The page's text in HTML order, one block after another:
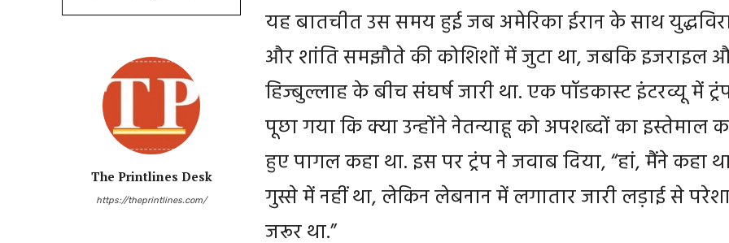
The Printlines Desk
https://theprintlines.com/
यह बातचीत उस समय हुई जब अमेरिका ईरान के साथ
और शांति समझौते की कोशिशों में जुटा था, जबकि इजराइल
हिज्बुल्लाह के बीच संघर्ष जारी था. एक पॉडकास्ट इंटरव्यू में
पूछा गया कि क्या उन्होंने नेतन्याहू को अपशब्दों का इस्तेमाल
हुए पागल कहा था. इस पर ट्रंप ने जवाब दिया, “हां, मैंने कहा
गुस्से में नहीं था, लेकिन लेबनान में लगातार जारी लड़ाई से
जरूर था.”